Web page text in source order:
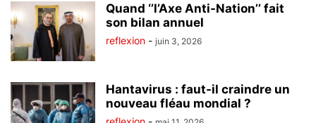
Quand ‘’l’Axe Anti-Nation’’ fait
son bilan annuel
reflexion - juin 3, 2026
Hantavirus : faut-il craindre un
nouveau fléau mondial ?